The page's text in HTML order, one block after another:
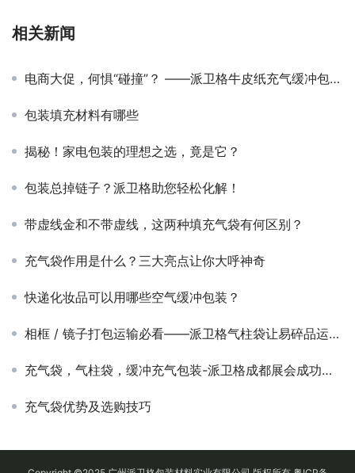
相关新闻
电商大促，何惧“碰撞”？ ——派卫格牛皮纸充气缓冲包装，速度与保护并驱！
包装填充材料有哪些
揭秘！家电包装的理想之选，竟是它？
包装总掉链子？派卫格助您轻松化解！
带虚线金和不带虚线，这两种填充气袋有何区别？
充气袋作用是什么？三大亮点让你大呼神奇
快递化妆品可以用哪些空气缓冲包装？
相框 / 镜子打包运输必看——派卫格气柱袋让易碎品运输化险为夷！
充气袋，气柱袋，缓冲充气包装-派卫格成都展会成功举办
充气袋优势及选购技巧